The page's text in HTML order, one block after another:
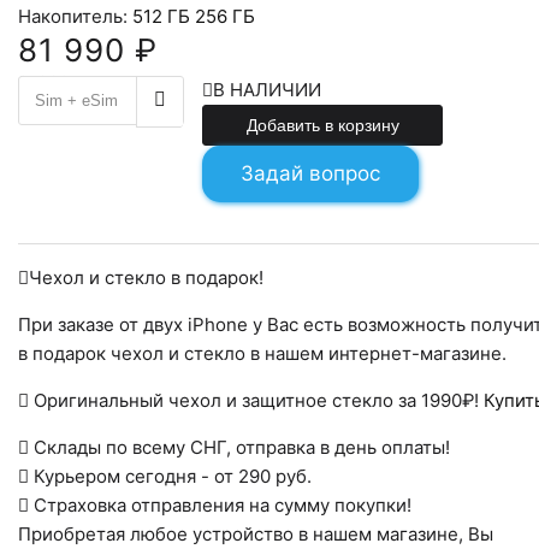
Накопитель: 512 ГБ 256 ГБ
81 990 ₽
81990 В НАЛИЧИИ
Добавить в корзину
Задай вопрос
Чехол и стекло в подарок!
При заказе от двух iPhone у Вас есть возможность
в подарок чехол и стекло в нашем интернет-магазине.
Оригинальный чехол и защитное стекло за 1990₽!
Склады по всему СНГ, отправка в день оплаты!
Курьером сегодня - от 290 руб.
Страховка отправления на сумму покупки!
Приобретая любое устройство в нашем магазине, Вы